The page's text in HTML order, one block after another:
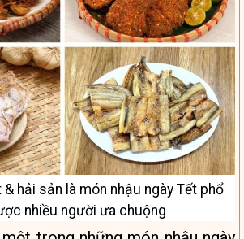
hải sản là món nhậu ngày Tết phổ
nhiều người ưa chuộng